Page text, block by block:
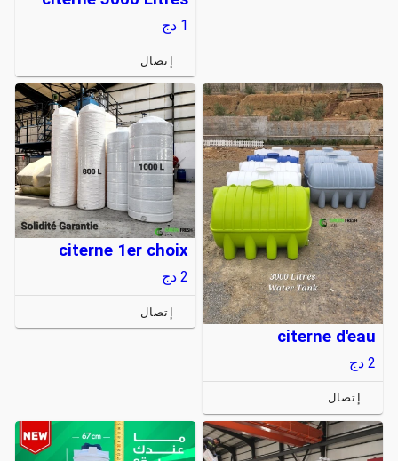
1 دج
إتصال
citerne d'eau
2 دج
إتصال
citerne 1er choix
2 دج
إتصال